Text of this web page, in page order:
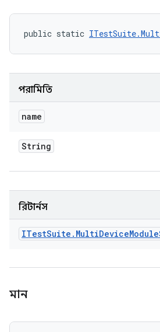
public static
পরামিতি
name
String
রিটার্নস
ITestSuite . MultiDeviceModule
মান